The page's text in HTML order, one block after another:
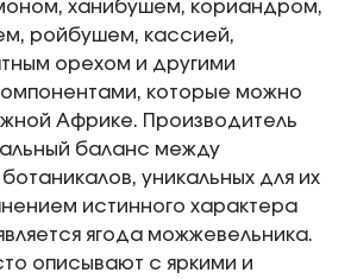
ханибушем, кориандром,
ройбушем, кассией,
орехом и другими
которые можно
Африке. Производитель
баланс между
уникальных для их
истинного характера
ягода можжевельника.
описывают с яркими и